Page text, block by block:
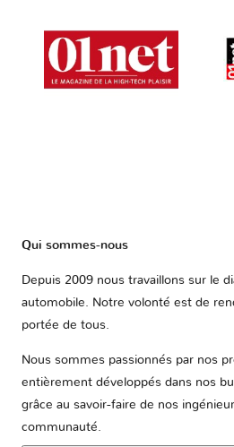
Qui sommes-nous
Depuis 2009 nous travaillons sur le
automobile. Notre volonté est de
portée de tous.
Nous sommes passionnés par nos
entièrement développés dans nos
grâce au savoir-faire de nos
communauté.